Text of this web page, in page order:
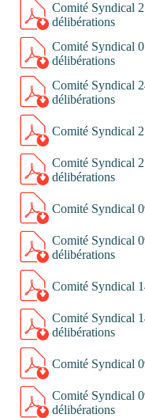
Comité Syndical
délibérations
Comité Syndical
délibérations
Comité Syndical
délibérations
Comité Syndical
Comité Syndical
délibérations
Comité Syndical
Comité Syndical
délibérations
Comité Syndical
Comité Syndical
délibérations
Comité Syndical
Comité Syndical
délibérations